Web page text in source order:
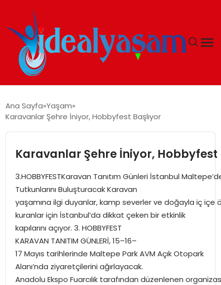
EKONOMI
İDEAL YAŞAM
İDEAL SPOR
YAŞAM
MAGAZIN
SAĞLIK
Ana Sayfa Yaşam
Karavanlar Şehre İniyor, Hobbyfest Başlıyor
Karavanlar Şehre İniyor, Hobbyfest
3.HOBBYFESTKaravan Tanıtım Günleri İstanbul
Tutkunlarını Buluşturacak Karavan
yaşamına ilgi duyanlar, kamp severler ve doğayla iç içe
kuranlar için İstanbul’da dikkat çeken bir etkinlik
kapılarını açıyor. 3. HOBBYFEST
KARAVAN TANITIM GÜNLERİ, 15–16–
17 Mayıs tarihlerinde Maltepe Park AVM Açık Otopark
Alanı’nda ziyaretçilerini ağırlayacak.
Anadolu Ekspo Fuarcılık tarafından düzenlenen